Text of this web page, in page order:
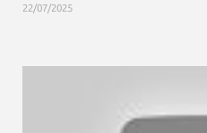
22/07/2025